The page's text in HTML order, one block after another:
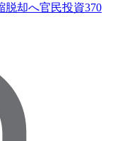
却へ官民投資370